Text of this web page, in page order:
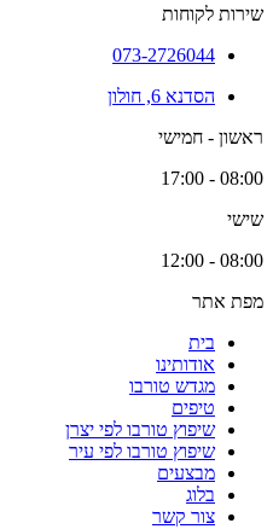
שירות לקוחות
073-2726044
הסדנא 6, חולון
ראשון - חמישי
08:00 - 17:00
שישי
08:00 - 12:00
מפת אתר
בית
אודותינו
מגדש טורבו
טיפים
שיפוץ טורבו לפי יצרן
שיפוץ טורבו לפי עיר
מבצעים
בלוג
צור קשר